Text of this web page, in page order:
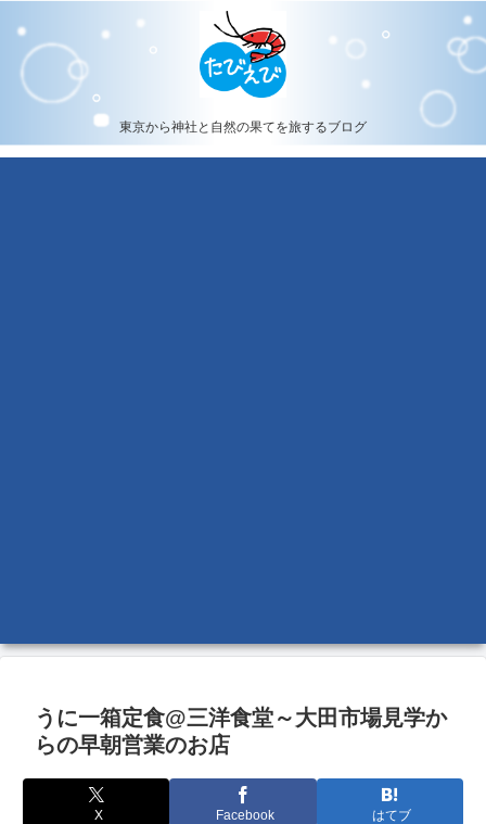
東京から神社と自然の果てを旅するブログ
うに一箱定食@三洋食堂～大田市場見学か
らの早朝営業のお店
X Facebook はてブ